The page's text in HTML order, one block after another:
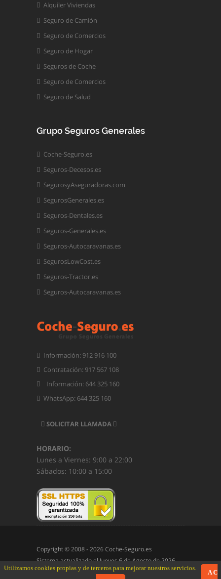
Alquiler Viviendas
Seguro de Camión
Seguro de Comercios
Seguro de Hogar
Seguros de Coche
Seguro de Comercios
Seguro de Salud
Grupo Seguros Generales
Coche-Seguro.es
Seguros-Decesos.es
SegurosyAseguradoras.com
SegurosGenerales.es
Seguros-Dentales.es
Seguros-Generales.es
Seguros-Autocaravanas.es
SegurosLowCost.es
Seguros-Tractor.es
Seguros-Autocaravanas.es
Información: 912 916 100
Contratación: 917 567 108
Información: 644 325 160
WhatsApp: 644 325 160
SOLICITAR LLAMADA
HORARIO:
Lunes a Viernes: 9:00 a 22:00
Sábados: 10:00 a 15:00
Copyright © 2008 -2026 Coche-Seguro.es
Sistema actualizado elJueves 6 de Agosto de 2026
Utilizamos cookies propias y de terceros para mejorar nuestros servicios.
A C